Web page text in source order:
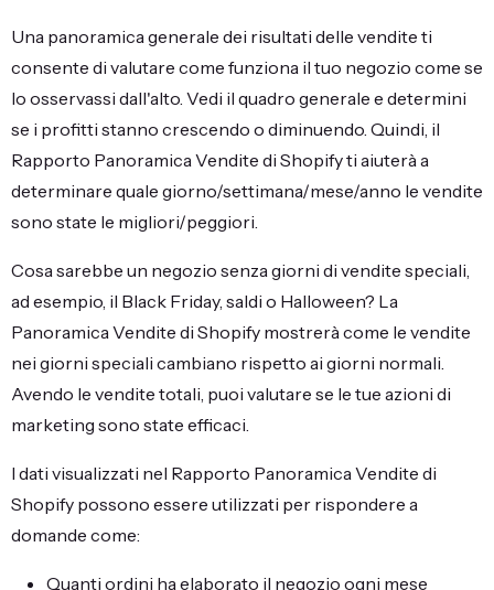
Una panoramica generale dei risultati delle vendite ti
consente di valutare come funziona il tuo negozio come se
lo osservassi dall'alto. Vedi il quadro generale e determini
se i profitti stanno crescendo o diminuendo. Quindi, il
Rapporto Panoramica Vendite di Shopify ti aiuterà a
determinare quale giorno/settimana/mese/anno le vendite
sono state le migliori/peggiori.
Cosa sarebbe un negozio senza giorni di vendite speciali,
ad esempio, il Black Friday, saldi o Halloween? La
Panoramica Vendite di Shopify mostrerà come le vendite
nei giorni speciali cambiano rispetto ai giorni normali.
Avendo le vendite totali, puoi valutare se le tue azioni di
marketing sono state efficaci.
I dati visualizzati nel Rapporto Panoramica Vendite di
Shopify possono essere utilizzati per rispondere a
domande come:
Quanti ordini ha elaborato il negozio ogni mese